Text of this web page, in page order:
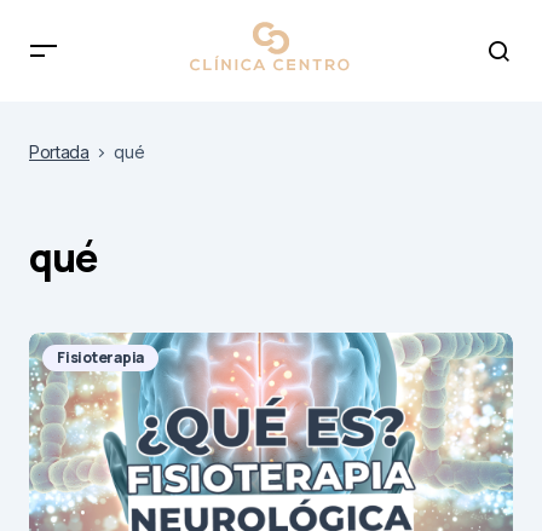
Portada qué
qué
Fisioterapia